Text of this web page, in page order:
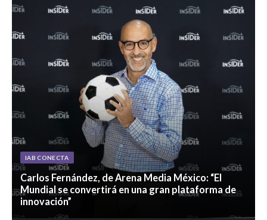
IAB CONECTA
Carlos Fernández, de Arena Media México: “El
Mundial se convertirá en una gran plataforma de
innovación”